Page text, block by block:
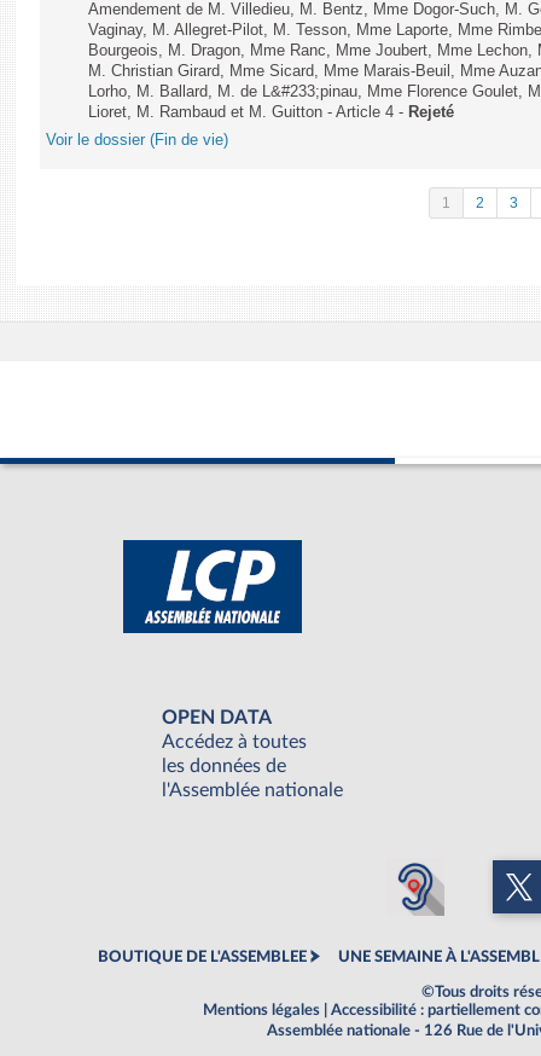
Amendement de M. Villedieu, M. Bentz, Mme Dogor-Such, M.
Vaginay, M. Allegret-Pilot, M. Tesson, Mme Laporte, Mme
Bourgeois, M. Dragon, Mme Ranc, Mme Joubert, Mme
M. Christian Girard, Mme Sicard, Mme Marais-Beuil, Mme
Lorho, M. Ballard, M. de L&#233;pinau, Mme Florence Goulet,
Lioret, M. Rambaud et M. Guitton - Article 4 - Rejeté
Voir le dossier (Fin de vie)
1 2 3
OPEN DATA
Accédez à toutes
les données de
l'Assemblée nationale
BOUTIQUE DE L'ASSEMBLEE UNE SEMAINE À
©Tous droits
Mentions légales
Accessibilité : partiellement
Assemblée nationale - 126 Rue de